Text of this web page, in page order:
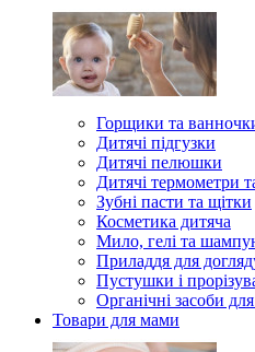
Горщики та
Дитячі підгузки
Дитячі пелюшки
Дитячі термометри
Зубні пасти та щітки
Косметика дитяча
Мило, гелі та
Приладдя для
Пустушки і
Органічні засоби
Товари для мами